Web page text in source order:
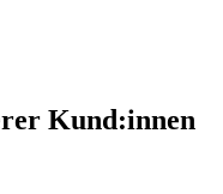
Kund:innen